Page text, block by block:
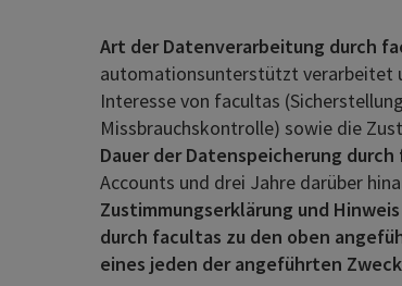
Art der Datenverarbeitung durch
automationsunterstützt verarbeitet
Interesse von facultas
Missbrauchskontrolle) sowie die
Dauer der Datenspeicherung
Accounts und drei Jahre darüber
Zustimmungserklärung und
durch facultas zu den oben
eines jeden der angeführten